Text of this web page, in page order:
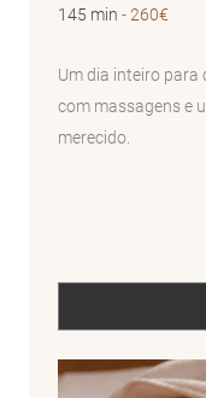
145 min -260€
Um dia inteiro para
com massagens e
merecido.